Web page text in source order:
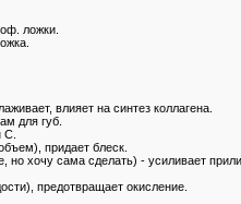
ложки.
влияет на синтез коллагена.
для губ.
С.
придает блеск.
но хочу сама сделать) - усиливает
предотвращает окисление.